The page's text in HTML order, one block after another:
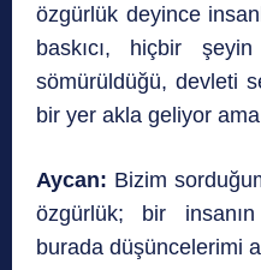
özgürlük deyince
baskıcı, hiçbir şeyin
sömürüldüğü, devleti
bir yer akla geliyor
Aycan: Bizim
özgürlük; bir
burada düşüncelerimi